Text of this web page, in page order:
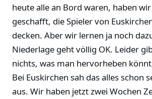
heute alle an Bord waren, haben
geschafft, die Spieler von
decken. Aber wir lernen ja noch
Niederlage geht völlig OK. Leider
nichts, was man hervorheben
Bei Euskirchen sah das alles schon
aus. Wir haben jetzt zwei Wochen